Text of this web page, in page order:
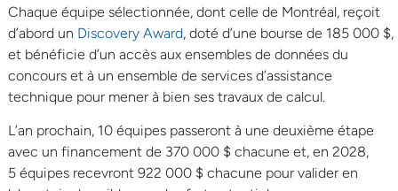
Chaque équipe sélectionnée, dont celle de Montréal, reçoit
d’abord un Discovery Award, doté d’une bourse de 185 000 $,
et bénéficie d’un accès aux ensembles de données du
concours et à un ensemble de services d’assistance
technique pour mener à bien ses travaux de calcul.
L’an prochain, 10 équipes passeront à une deuxième étape
avec un financement de 370 000 $ chacune et, en 2028,
5 équipes recevront 922 000 $ chacune pour valider en